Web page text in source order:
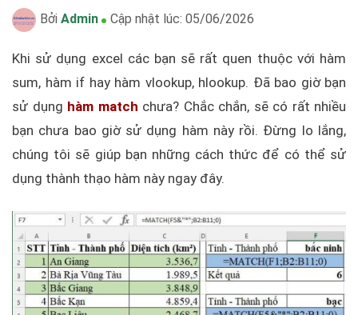
Bởi Admin Cập nhật lúc: 05/06/2026
Khi sử dụng excel các bạn sẽ rất quen thuộc với hàm
sum, hàm if hay hàm vlookup, hlookup. Đã bao giờ bạn
sử dụng hàm match chưa? Chắc chắn, sẽ có rất nhiều
bạn chưa bao giờ sử dụng hàm này rồi. Đừng lo lắng,
chúng tôi sẽ giúp bạn những cách thức để có thể sử
dụng thành thạo hàm này ngay đây.